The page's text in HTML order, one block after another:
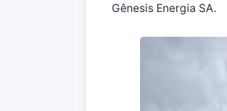
Gênesis Energia SA.